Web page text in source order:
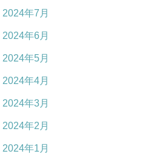
2024年7月
2024年6月
2024年5月
2024年4月
2024年3月
2024年2月
2024年1月